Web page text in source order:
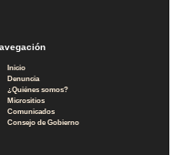
Inicio
Denuncia
¿Quiénes somos?
Micrositios
Comunicados
Consejo de Gobierno